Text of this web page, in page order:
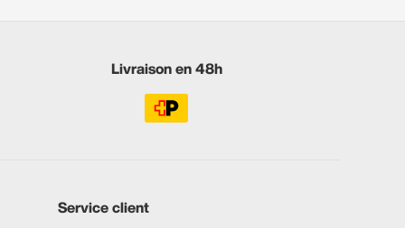
Livraison en 48h
Service client